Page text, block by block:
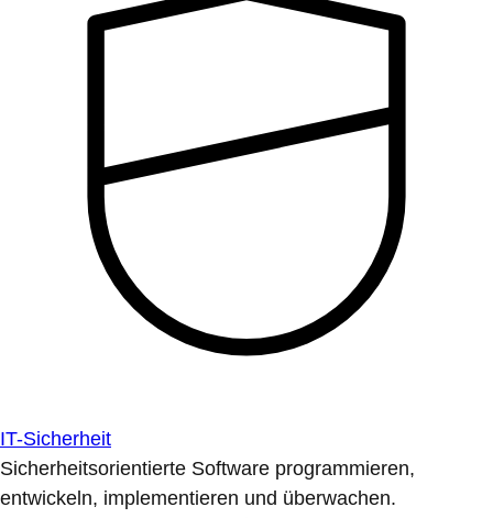
IT-Sicherheit
Sicherheitsorientierte Software programmieren,
entwickeln, implementieren und überwachen.